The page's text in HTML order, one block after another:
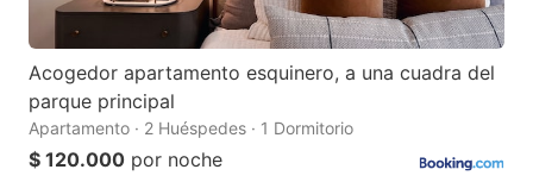
Acogedor apartamento esquinero, a una cuadra del
parque principal
Apartamento · 2 Huéspedes · 1 Dormitorio
$ 120.000 por noche